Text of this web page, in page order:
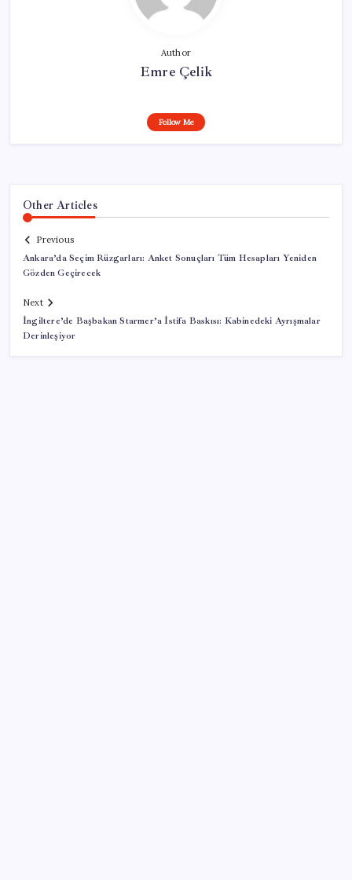
Author
Emre Çelik
Follow Me
Other Articles
Previous
Ankara’da Seçim Rüzgarları: Anket Sonuçları Tüm Hesapları Yeniden
Gözden Geçirecek
Next
İngiltere’de Başbakan Starmer’a İstifa Baskısı: Kabinedeki Ayrışmalar
Derinleşiyor